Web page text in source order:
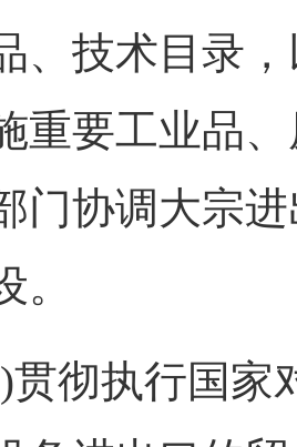
、技术目录
重要工业品
门协调大宗
。
执行国家对